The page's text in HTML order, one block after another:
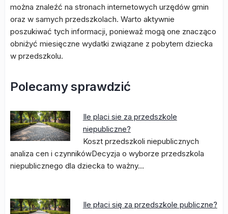
można znaleźć na stronach internetowych urzędów gmin
oraz w samych przedszkolach. Warto aktywnie
poszukiwać tych informacji, ponieważ mogą one znacząco
obniżyć miesięczne wydatki związane z pobytem dziecka
w przedszkolu.
Polecamy sprawdzić
Ile placi sie za przedszkole
niepubliczne?
Koszt przedszkoli niepublicznych
analiza cen i czynnikówDecyzja o wyborze przedszkola
niepublicznego dla dziecka to ważny…
Ile płaci się za przedszkole publiczne?